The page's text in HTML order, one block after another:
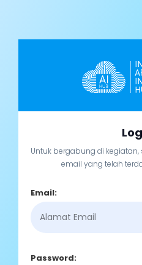
Untuk bergabung di
email yang telah
Email:
Password: